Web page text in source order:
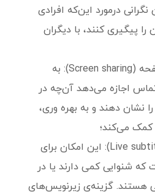
درمورد این‌که افرادی
را پیگیری کنند، با دیگران
به‌اشتراک‌گذاری صفحه (Screen sharing): به
اجازه می‌دهد آن‌چه در
دهند و به بهره وری،
می‌کند؛
زیرنویس زنده‌ (Live subtitles): این امکان برای
شنوایی کمی دارند یا در
هستند. گزینه‌ی زیرنویس‌های